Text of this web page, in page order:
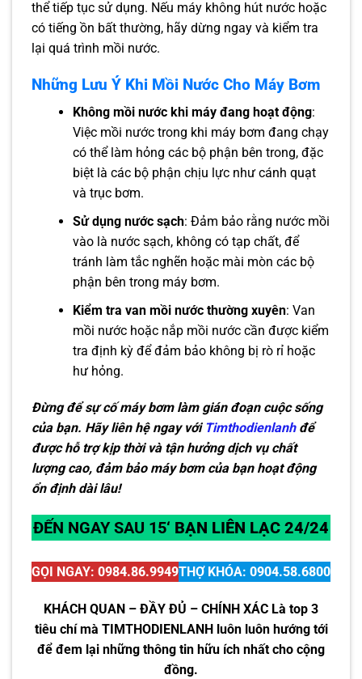
thể tiếp tục sử dụng. Nếu máy không hút nước hoặc
có tiếng ồn bất thường, hãy dừng ngay và kiểm tra
lại quá trình mồi nước.
Những Lưu Ý Khi Mồi Nước Cho Máy Bơm
Không mồi nước khi máy đang hoạt động:
Việc mồi nước trong khi máy bơm đang chạy
có thể làm hỏng các bộ phận bên trong, đặc
biệt là các bộ phận chịu lực như cánh quạt
và trục bơm.
Sử dụng nước sạch: Đảm bảo rằng nước mồi
vào là nước sạch, không có tạp chất, để
tránh làm tắc nghẽn hoặc mài mòn các bộ
phận bên trong máy bơm.
Kiểm tra van mồi nước thường xuyên: Van
mồi nước hoặc nắp mồi nước cần được kiểm
tra định kỳ để đảm bảo không bị rò rỉ hoặc
hư hỏng.
Đừng để sự cố máy bơm làm gián đoạn cuộc sống
của bạn. Hãy liên hệ ngay với Timthodienlanhđể
được hỗ trợ kịp thời và tận hưởng dịch vụ chất
lượng cao, đảm bảo máy bơm của bạn hoạt động
ổn định dài lâu!
ĐẾN NGAY SAU 15‘ BẠN LIÊN LẠC 24/24
GỌI NGAY: 0984.86.9949THỢ KHÓA: 0904.58.6800
KHÁCH QUAN – ĐẦY ĐỦ – CHÍNH XÁC Là top 3
tiêu chí mà TIMTHODIENLANH luôn luôn hướng tới
để đem lại những thông tin hữu ích nhất cho cộng
đồng.